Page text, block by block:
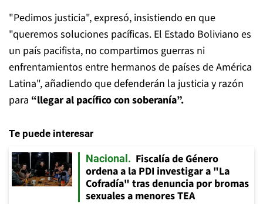
"Pedimos justicia", expresó, insistiendo en que
"queremos soluciones pacíficas. El Estado Boliviano es
un país pacifista, no compartimos guerras ni
enfrentamientos entre hermanos de países de América
Latina", añadiendo que defenderán la justicia y razón
para “llegar al pacífico con soberanía”.
Te puede interesar
Nacional
Fiscalía de Género
ordena a la PDI investigar a "La
Cofradía" tras denuncia por bromas
sexuales a menores TEA